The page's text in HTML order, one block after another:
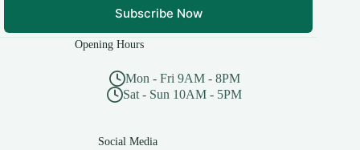
Subscribe Now
Opening Hours
Mon - Fri 9AM - 8PM
Sat - Sun 10AM - 5PM
Social Media